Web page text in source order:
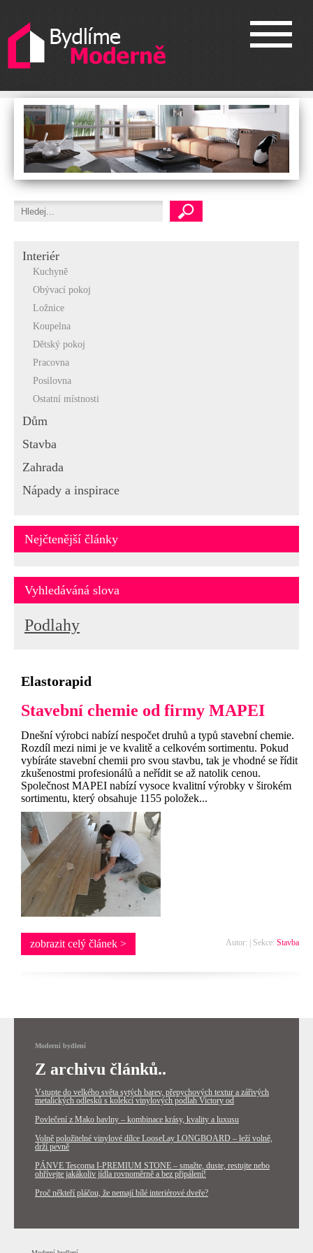
Interiér
Kuchyně
Obývací pokoj
Ložnice
Koupelna
Dětský pokoj
Pracovna
Posilovna
Ostatní místnosti
Dům
Stavba
Zahrada
Nápady a inspirace
Nejčtenější články
Vyhledáváná slova
Podlahy
Elastorapid
Stavební chemie od firmy MAPEI
Dnešní výrobci nabízí nespočet druhů a typů stavební chemie.
Rozdíl mezi nimi je ve kvalitě a celkovém sortimentu. Pokud
vybíráte stavební chemii pro svou stavbu, tak je vhodné se řídit
zkušenostmi profesionálů a neřídit se až natolik cenou.
Společnost MAPEI nabízí vysoce kvalitní výrobky v širokém
sortimentu, který obsahuje 1155 položek...
zobrazit celý článek > Autor: | Sekce: Stavba
Moderní bydlení
Z archivu článků..
Vstupte do velkého světa sytých barev, přepychových textur a zářivých
metalických odlesků s kolekcí vinylových podlah Victory od
Povlečení z Mako bavlny – kombinace krásy, kvality a luxusu
Volně položitelné vinylové dílce LooseLay LONGBOARD – leží volně,
drží pevně
PÁNVE Tescoma I-PREMIUM STONE – smažte, duste, restujte nebo
ohřívejte jakákoliv jídla rovnoměrně a bez připálení!
Proč někteří pláčou, že nemají bílé interiérové dveře?